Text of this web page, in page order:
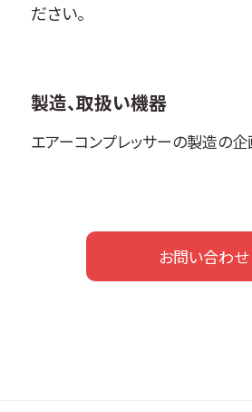
ださい。
製造、取扱い機器
エアーコンプレッサーの製造の企
お問い合わせ